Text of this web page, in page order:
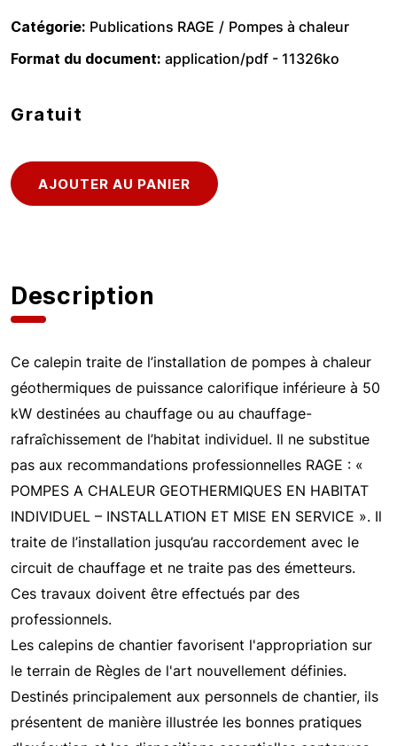
Catégorie Publications RAGE
Pompes à chaleur
Format du document application/pdf - 11326ko
Gratuit
Description
Ce calepin traite de l’installation de pompes à chaleur
géothermiques de puissance calorifique inférieure à 50
kW destinées au chauffage ou au chauffage-
rafraîchissement de l’habitat individuel. Il ne substitue
pas aux recommandations professionnelles RAGE : «
POMPES A CHALEUR GEOTHERMIQUES EN HABITAT
INDIVIDUEL – INSTALLATION ET MISE EN SERVICE ». Il
traite de l’installation jusqu’au raccordement avec le
circuit de chauffage et ne traite pas des émetteurs.
Ces travaux doivent être effectués par des
professionnels.
Les calepins de chantier favorisent l'appropriation sur
le terrain de Règles de l'art nouvellement définies.
Destinés principalement aux personnels de chantier, ils
présentent de manière illustrée les bonnes pratiques